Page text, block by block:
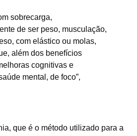
sobrecarga,
de ser peso, musculação,
com elástico ou molas,
além dos benefícios
cognitivas e
mental, de foco”,
que é o método utilizado para a